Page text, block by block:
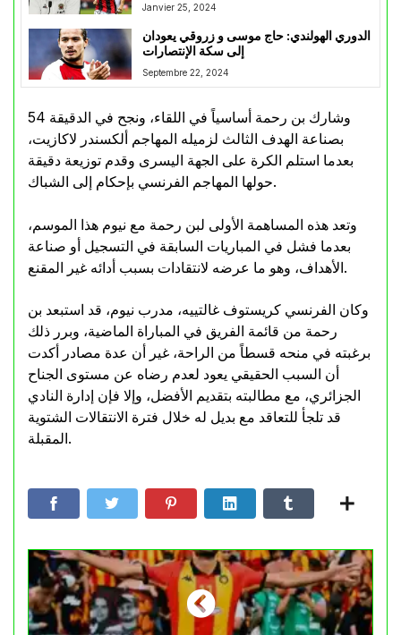
Janvier 25, 2024
الدوري الهولندي: حاج موسى و زروقي يعودان
إلى سكة الإنتصارات
Septembre 22, 2024
وشارك بن رحمة أساسياً في اللقاء، ونجح في الدقيقة 54
بصناعة الهدف الثالث لزميله المهاجم ألكسندر لاكازيت،
بعدما استلم الكرة على الجهة اليسرى وقدم توزيعة دقيقة
حولها المهاجم الفرنسي بإحكام إلى الشباك.
وتعد هذه المساهمة الأولى لبن رحمة مع نيوم هذا الموسم،
بعدما فشل في المباريات السابقة في التسجيل أو صناعة
الأهداف، وهو ما عرضه لانتقادات بسبب أدائه غير المقنع.
وكان الفرنسي كريستوف غالتييه، مدرب نيوم، قد استبعد بن
رحمة من قائمة الفريق في المباراة الماضية، وبرر ذلك
برغبته في منحه قسطاً من الراحة، غير أن عدة مصادر أكدت
أن السبب الحقيقي يعود لعدم رضاه عن مستوى الجناح
الجزائري، مع مطالبته بتقديم الأفضل، وإلا فإن إدارة النادي
قد تلجأ للتعاقد مع بديل له خلال فترة الانتقالات الشتوية
المقبلة.